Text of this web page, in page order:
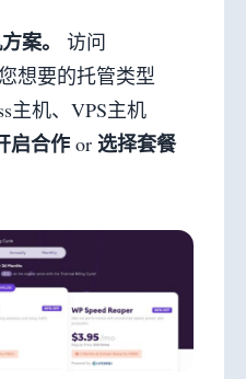
案。
访问
想要的托管类型
主机、VPS主机
启合作 or 选择套餐